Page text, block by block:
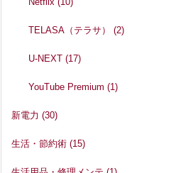
TELASA（テラサ）(2)
U-NEXT(17)
YouTube Premium(1)
新電力 (30)
生活・節約術 (15)